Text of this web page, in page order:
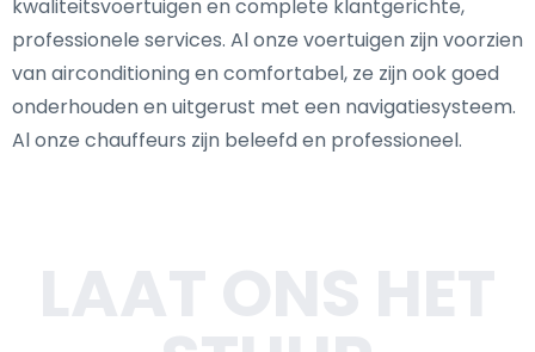
kwaliteitsvoertuigen en complete klantgerichte,
professionele services. Al onze voertuigen zijn voorzien
van airconditioning en comfortabel, ze zijn ook goed
onderhouden en uitgerust met een navigatiesysteem.
Al onze chauffeurs zijn beleefd en professioneel.